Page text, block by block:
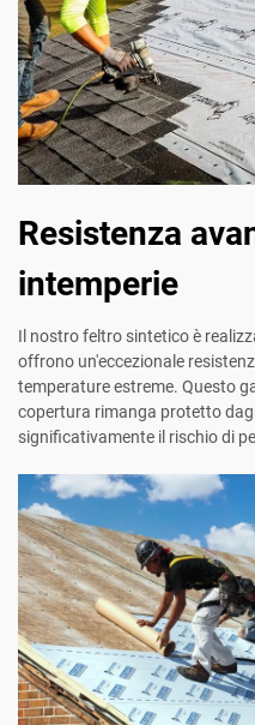
Resistenza
intemperie
Il nostro feltro sintetico è
offrono un'eccezionale
temperature estreme. Questo
copertura rimanga protetto
significativamente il rischio di